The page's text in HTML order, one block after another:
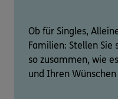
Ob für Singles,
Familien: Stellen Sie
so zusammen, wie
und Ihren Wünschen